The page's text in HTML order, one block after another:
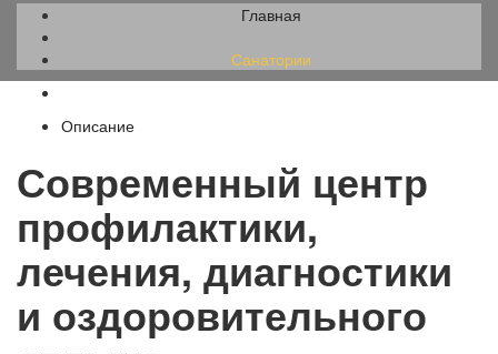
Главная
Санатории
Описание
Современный центр
профилактики,
лечения, диагностики
и оздоровительного